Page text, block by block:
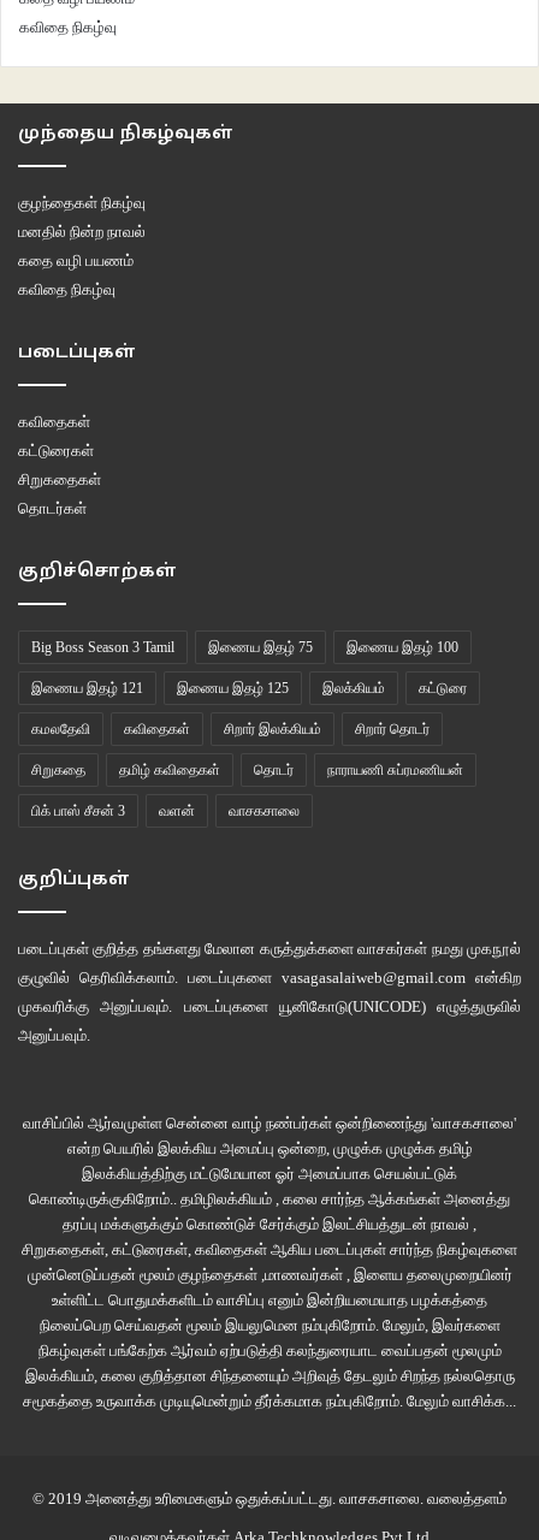
கவிதை நிகழ்வு
முந்தைய நிகழ்வுகள்
குழந்தைகள் நிகழ்வு
மனதில் நின்ற நாவல்
கதை வழி பயணம்
கவிதை நிகழ்வு
படைப்புகள்
கவிதைகள்
கட்டுரைகள்
சிறுகதைகள்
தொடர்கள்
குறிச்சொற்கள்
Big Boss Season 3 Tamil இணைய இதழ் 75 இணைய இதழ் 100
இணைய இதழ் 121 இணைய இதழ் 125 இலக்கியம் கட்டுரை
கமலதேவி கவிதைகள் சிறார் இலக்கியம் சிறார் தொடர்
சிறுகதை தமிழ் கவிதைகள் தொடர் நாராயணி சுப்ரமணியன்
பிக் பாஸ் சீசன் 3 வளன் வாசகசாலை
குறிப்புகள்
படைப்புகள் குறித்த தங்களது மேலான கருத்துக்களை வாசகர்கள் நமது முகநூல்
குழுவில் தெரிவிக்கலாம். படைப்புகளை vasagasalaiweb@gmail.com என்கிற
முகவரிக்கு அனுப்பவும். படைப்புகளை யூனிகோடு(UNICODE)எழுத்துருவில்
அனுப்பவும்.
வாசிப்பில் ஆர்வமுள்ள சென்னை வாழ் நண்பர்கள் ஒன்றிணைந்து 'வாசகசாலை'
என்ற பெயரில் இலக்கிய அமைப்பு ஒன்றை, முழுக்க முழுக்க தமிழ்
இலக்கியத்திற்கு மட்டுமேயான ஓர் அமைப்பாக செயல்பட்டுக்
கொண்டிருக்குகிறோம்.. தமிழிலக்கியம் , கலை சார்ந்த ஆக்கங்கள் அனைத்து
தரப்பு மக்களுக்கும் கொண்டுச் சேர்க்கும் இலட்சியத்துடன் நாவல் ,
சிறுகதைகள், கட்டுரைகள், கவிதைகள் ஆகிய படைப்புகள் சார்ந்த நிகழ்வுகளை
முன்னெடுப்பதன் மூலம் குழந்தைகள் ,மாணவர்கள் , இளைய தலைமுறையினர்
உள்ளிட்ட பொதுமக்களிடம் வாசிப்பு எனும் இன்றியமையாத பழக்கத்தை
நிலைப்பெற செய்வதன் மூலம் இயலுமென நம்புகிறோம். மேலும், இவர்களை
நிகழ்வுகள் பங்கேற்க ஆர்வம் ஏற்படுத்தி கலந்துரையாட வைப்பதன் மூலமும்
இலக்கியம், கலை குறித்தான சிந்தனையும் அறிவுத் தேடலும் சிறந்த நல்லதொரு
சமூகத்தை உருவாக்க முடியுமென்றும் தீர்க்கமாக நம்புகிறோம். மேலும் வாசிக்க...
© 2019 அனைத்து உரிமைகளும் ஒதுக்கப்பட்டது. வாசகசாலை . வலைத்தளம்